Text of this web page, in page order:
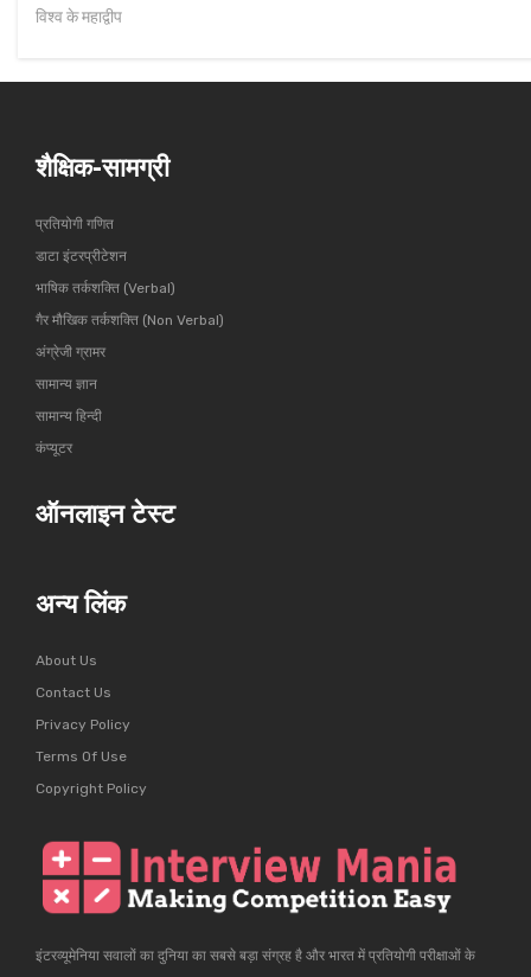
विश्व के महाद्वीप
शैक्षिक-सामग्री
प्रतियोगी गणित
डाटा इंटरप्रीटेशन
भाषिक तर्कशक्ति (Verbal)
गैर मौखिक तर्कशक्ति (Non Verbal)
अंग्रेजी ग्रामर
सामान्य ज्ञान
सामान्य हिन्दी
कंप्यूटर
ऑनलाइन टेस्ट
अन्य लिंक
About Us
Contact Us
Privacy Policy
Terms Of Use
Copyright Policy
इंटरव्यूमेनिया सवालों का दुनिया का सबसे बड़ा संग्रह है और भारत में प्रतियोगी परीक्षाओं के